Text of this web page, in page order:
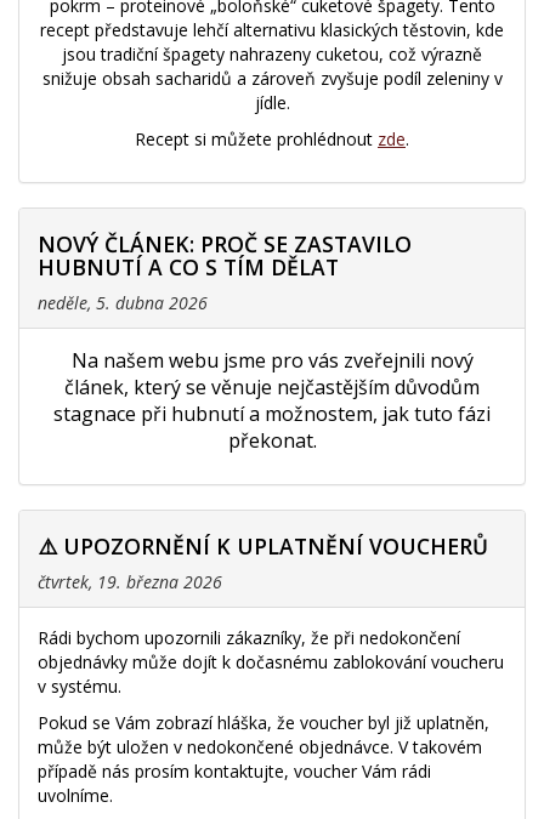
pokrm – proteinové „boloňské“ cuketové špagety. Tento
recept představuje lehčí alternativu klasických těstovin, kde
jsou tradiční špagety nahrazeny cuketou, což výrazně
snižuje obsah sacharidů a zároveň zvyšuje podíl zeleniny v
jídle.
Recept si můžete prohlédnout zde.
NOVÝ ČLÁNEK: PROČ SE ZASTAVILO
HUBNUTÍ A CO S TÍM DĚLAT
neděle, 5. dubna 2026
Na našem webu jsme pro vás zveřejnili nový
článek, který se věnuje nejčastějším důvodům
stagnace při hubnutí a možnostem, jak tuto fázi
překonat.
⚠️ UPOZORNĚNÍ K UPLATNĚNÍ VOUCHERŮ
čtvrtek, 19. března 2026
Rádi bychom upozornili zákazníky, že při nedokončení
objednávky může dojít k dočasnému zablokování voucheru
v systému.
Pokud se Vám zobrazí hláška, že voucher byl již uplatněn,
může být uložen v nedokončené objednávce. V takovém
případě nás prosím kontaktujte, voucher Vám rádi
uvolníme.